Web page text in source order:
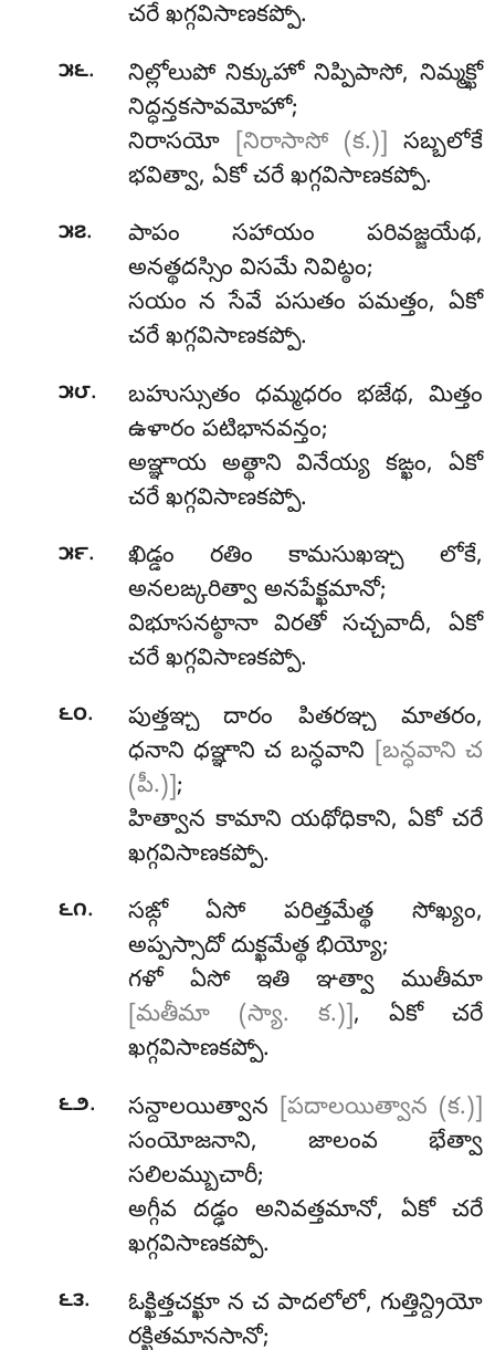
చరే ఖగ్గవిసాణకప్పో.
౫౬. నిల్లోలుపోనిక్కుహో నిప్పిపాసో, నిమ్మక్ఖో
నిద్ధన్తకసావమోహో;
నిరాసయో
[నిరాసాసో (క.)]
సబ్బలోకే
భవిత్వా, ఏకో చరే ఖగ్గవిసాణకప్పో.
౫౭.
పాపం సహాయం పరివజ్జయేథ,
అనత్థదస్సిం విసమే నివిట్ఠం;
సయం న సేవే పసుతం పమత్తం, ఏకో
చరే ఖగ్గవిసాణకప్పో.
౫౮. బహుస్సుతం ధమ్మధరం భజేథ, మిత్తం
ఉళారం పటిభానవన్తం;
అఞ్ఞాయ అత్థాని వినేయ్య కఙ్ఖం, ఏకో
చరే ఖగ్గవిసాణకప్పో.
౫౯.
ఖిడ్డం రతిం కామసుఖఞ్చ లోకే,
అనలఙ్కరిత్వా అనపేక్ఖమానో;
విభూసనట్ఠానా విరతో సచ్చవాదీ, ఏకో
చరే ఖగ్గవిసాణకప్పో.
౬౦.
పుత్తఞ్చ దారం పితరఞ్చ మాతరం,
ధనాని ధఞ్ఞాని చ బన్ధవాని
[బన్ధవాని చ
(పీ.)] ;
హిత్వాన కామాని యథోధికాని, ఏకో చరే
ఖగ్గవిసాణకప్పో.
౬౧. సఙ్గోఏసో పరిత్తమేత్థ సోఖ్యం,
అప్పస్సాదో దుక్ఖమేత్థ భియ్యో;
గళో ఏసో ఇతి ఞత్వా ముతీమా
[మతీమా (స్యా. క.)] , ఏకో చరే
ఖగ్గవిసాణకప్పో.
౬౨. సన్దాలయిత్వాన
[పదాలయిత్వాన (క.)]
సంయోజనాని, జాలంవ భేత్వా
సలిలమ్బుచారీ;
అగ్గీవ దడ్ఢం అనివత్తమానో, ఏకో చరే
ఖగ్గవిసాణకప్పో.
౬౩. ఓక్ఖిత్తచక్ఖూ న చ పాదలోలో, గుత్తిన్ద్రియో
రక్ఖితమానసానో;